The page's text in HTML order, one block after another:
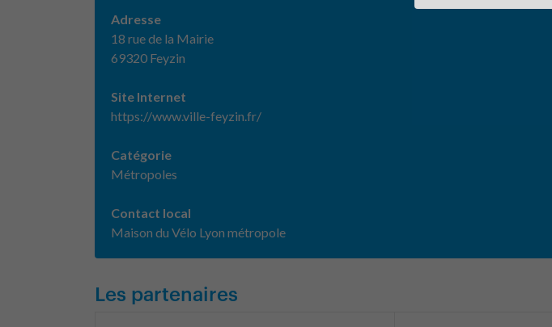
Adresse
18 rue de la Mairie
69320 Feyzin
Site Internet
https://www.ville-feyzin.fr/
Catégorie
Métropoles
Contact local
Maison du Vélo Lyon métropole
Les partenaires